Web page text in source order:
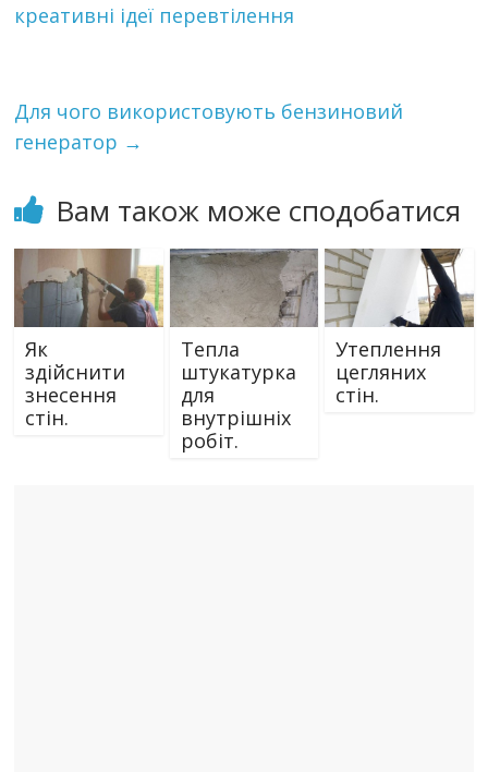
креативні ідеї перевтілення
Для чого використовують бензиновий
генератор →
Вам також може сподобатися
Як
здійснити
знесення
стін.
Тепла
штукатурка
для
внутрішніх
робіт.
Утеплення
цегляних
стін.